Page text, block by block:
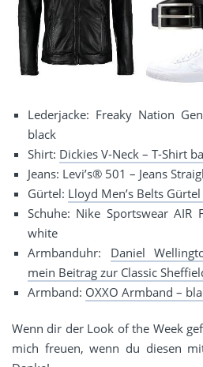
Lederjacke: Freaky Nation
black
Shirt: Dickies V-Neck – T-Shirt
Jeans: Levi’s® 501 – Jeans
Gürtel: Lloyd Men’s Belts
Schuhe: Nike Sportswear AIR
white
Armbanduhr: Daniel
mein Beitrag zur Classic
Armband: OXXO Armband –
Wenn dir der Look of the Week
mich freuen, wenn du diesen